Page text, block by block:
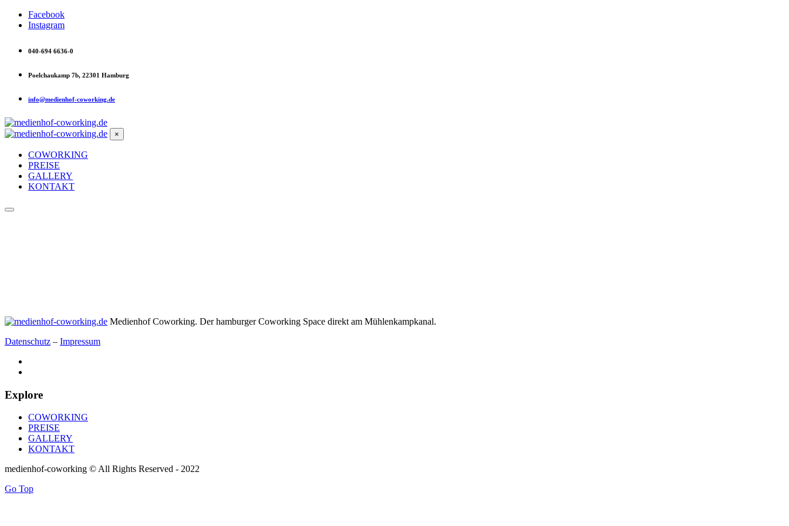
Facebook
Instagram
040-694 6636-0
Poelchaukamp 7b, 22301 Hamburg
info@medienhof-coworking.de
×
COWORKING
PREISE
GALLERY
KONTAKT
Medienhof Coworking. Der hamburger Coworking Space direkt am Mühlenkampkanal.
Datenschutz – Impressum
Explore
COWORKING
PREISE
GALLERY
KONTAKT
medienhof-coworking © All Rights Reserved - 2022
Go Top